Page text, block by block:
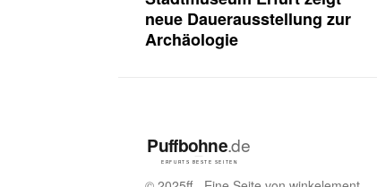
neue Dauerausstellung zur
Archäologie